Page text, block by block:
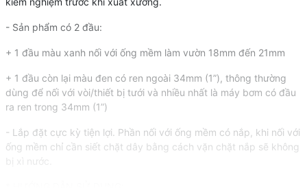
- Sản phẩm có 2 đầu:
+ 1 đầu màu xanh nối với ống mềm làm vườn 18mm đến 21mm
+ 1 đầu còn lại màu đen có ren ngoài 34mm (1”), thông thường
dùng để nối với vòi/thiết bị tưới và nhiều nhất là máy bơm có đầu
ra ren trong 34mm (1”)
- Lắp đặt cực kỳ tiện lợi. Phần nối với ống mềm có nắp, khi nối với
ống mềm chỉ cần siết chặt dây bằng cách vặn chặt nắp sẽ không
bị xì nước.